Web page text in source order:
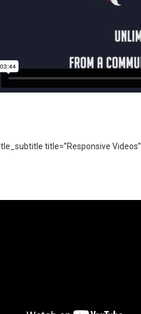
title=”Responsive Videos”]